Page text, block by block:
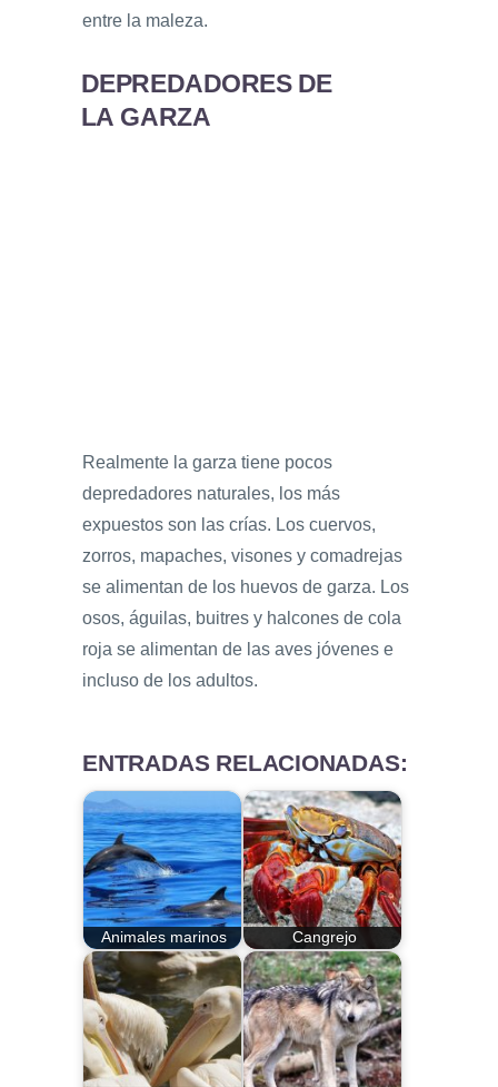
entre la maleza.
DEPREDADORES DE
LA GARZA
Realmente la garza tiene pocos
depredadores naturales, los más
expuestos son las crías. Los cuervos,
zorros, mapaches, visones y comadrejas
se alimentan de los huevos de garza. Los
osos, águilas, buitres y halcones de cola
roja se alimentan de las aves jóvenes e
incluso de los adultos.
ENTRADAS RELACIONADAS:
Animales marinos Cangrejo